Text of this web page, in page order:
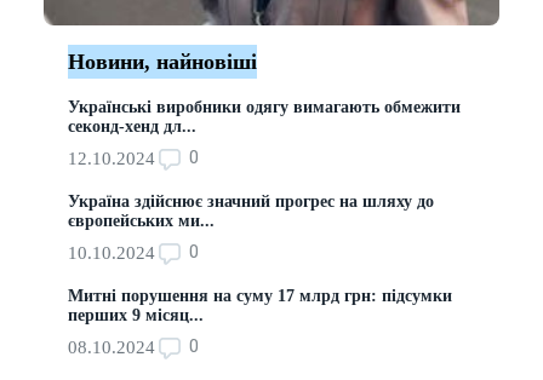
Новини, найновіші
Українські виробники одягу вимагають обмежити
секонд-хенд дл...
12.10.2024 0
Україна здійснює значний прогрес на шляху до
європейських ми...
10.10.2024 0
Митні порушення на суму 17 млрд грн: підсумки
перших 9 місяц...
08.10.2024 0